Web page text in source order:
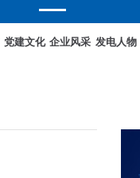
党建文化 企业风采 发电人物